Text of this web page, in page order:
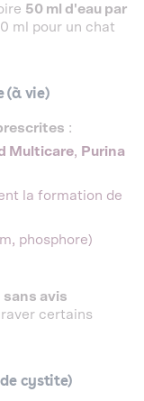
50 ml d'eau par
ml pour un chat
(à vie)
:
Multicare, Purina
la formation de
phosphore)
avis
certains
cystite)